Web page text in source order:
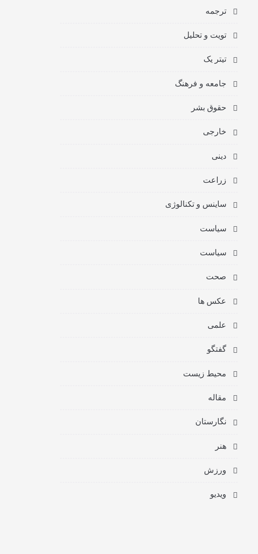
ترجمه
تویت و تحلیل
تیتر یک
جامعه و فرهنگ
حقوق بشر
خارجی
دینی
زراعت
ساینس و تکنالوژی
سیاست
سیاست
صحت
عکس ها
علمی
گفتگو
محیط زیست
مقاله
نگارستان
هنر
ورزش
ویدیو